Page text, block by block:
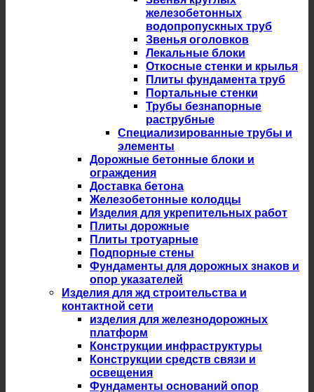
железобетонных
водопропускных труб
Звенья оголовков
Лекальные блоки
Откосные стенки и крылья
Плиты фундамента труб
Портальные стенки
Трубы безнапорные
раструбные
Специализированные трубы и
элементы
Дорожные бетонные блоки и
ограждения
Доставка бетона
Железобетонные колодцы
Изделия для укрепительных работ
Плиты дорожные
Плиты тротуарные
Подпорные стены
Фундаменты для дорожных знаков и
опор указателей
Изделия для жд строительства и
контактной сети
изделия для железнодорожных
платформ
Конструкции инфраструктуры
Конструкции средств связи и
освещения
Фундаменты оснований опор